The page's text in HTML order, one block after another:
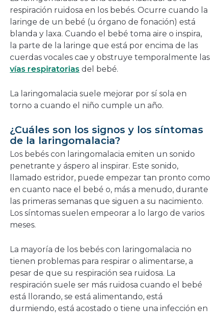
respiración ruidosa en los bebés. Ocurre cuando la
laringe de un bebé (u órgano de fonación) está
blanda y laxa. Cuando el bebé toma aire o inspira,
la parte de la laringe que está por encima de las
cuerdas vocales cae y obstruye temporalmente las
vías respiratorias del bebé.
La laringomalacia suele mejorar por sí sola en
torno a cuando el niño cumple un año.
¿Cuáles son los signos y los síntomas
de la laringomalacia?
Los bebés con laringomalacia emiten un sonido
penetrante y áspero al inspirar. Este sonido,
llamado estridor, puede empezar tan pronto como
en cuanto nace el bebé o, más a menudo, durante
las primeras semanas que siguen a su nacimiento.
Los síntomas suelen empeorar a lo largo de varios
meses.
La mayoría de los bebés con laringomalacia no
tienen problemas para respirar o alimentarse, a
pesar de que su respiración sea ruidosa. La
respiración suele ser más ruidosa cuando el bebé
está llorando, se está alimentando, está
durmiendo, está acostado o tiene una infección en